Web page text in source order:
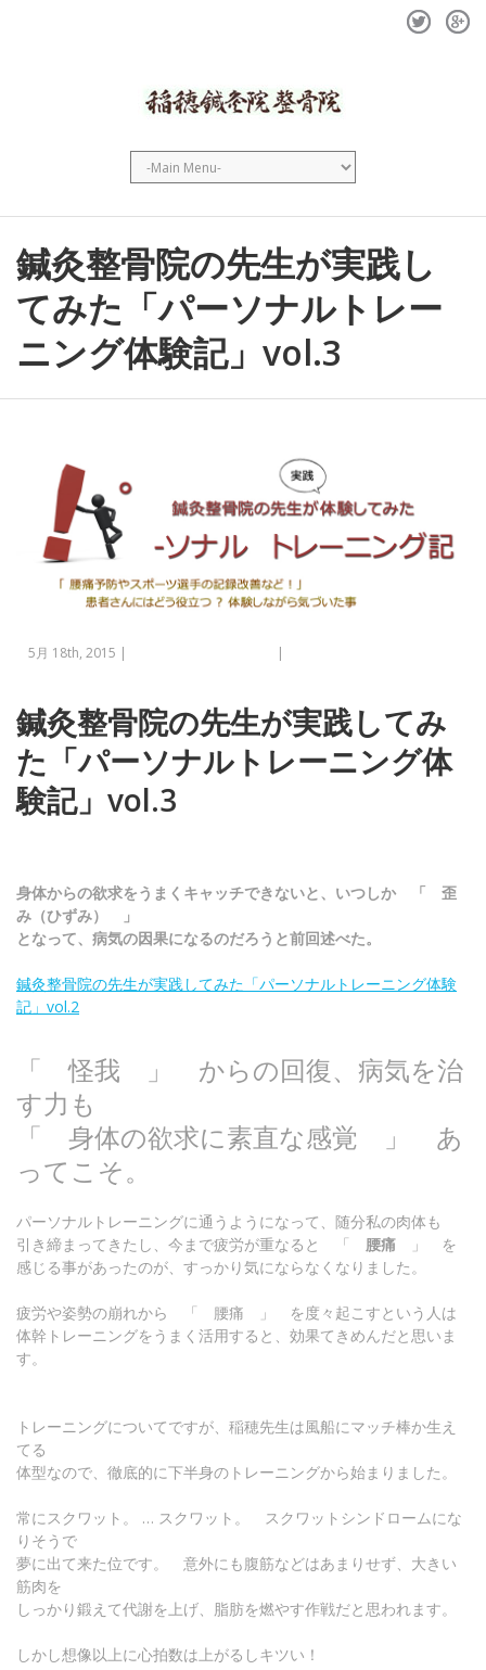
TwitterGPlus
鍼灸整骨院の先生が実践し
てみた「パーソナルトレー
ニング体験記」vol.3
5月 18th, 2015 | |
鍼灸整骨院の先生が実践してみ
た「パーソナルトレーニング体
験記」vol.3
身体からの欲求をうまくキャッチできないと、いつしか 「 歪
み（ひずみ）
」
となって、病気の因果になるのだろうと前回述べた。
鍼灸整骨院の先生が実践してみた「パーソナルトレーニング体験
記」vol.2
「 怪我 」 からの回復、病気を治
す力も
「 身体の欲求に素直な感覚 」 あ
ってこそ。
パーソナルトレーニングに通うようになって、随分私の肉体も
引き締まってきたし、今まで疲労が重なると 「 腰痛 」 を
感じる事があったのが、すっかり気にならなくなりました。
疲労や姿勢の崩れから 「 腰痛 」 を度々起こすという人は
体幹トレーニングをうまく活用すると、効果てきめんだと思いま
す。
トレーニングについてですが、稲穂先生は風船にマッチ棒か生え
てる
体型なので、徹底的に下半身のトレーニングから始まりました。
常にスクワット。 … スクワット。 スクワットシンドロームにな
りそうで
夢に出て来た位です。 意外にも腹筋などはあまりせず、大きい
筋肉を
しっかり鍛えて代謝を上げ、脂肪を燃やす作戦だと思われます。
しかし想像以上に心拍数は上がるしキツい！